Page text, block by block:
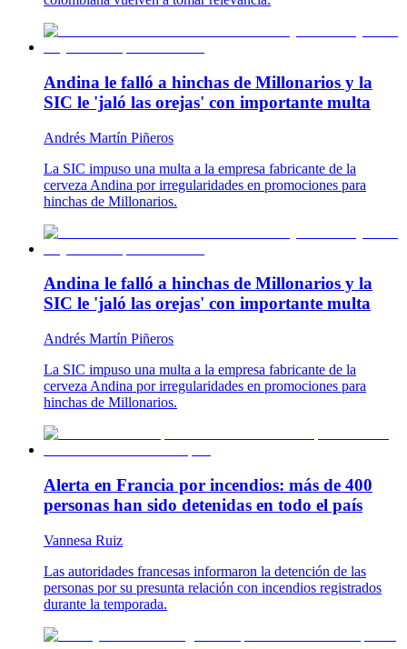
Andina le falló a hinchas de Millonarios y la
SIC le 'jaló las orejas' con importante multa
Andrés Martín Piñeros
La SIC impuso una multa a la empresa fabricante de la
cerveza Andina por irregularidades en promociones para
hinchas de Millonarios.
Andina le falló a hinchas de Millonarios y la
SIC le 'jaló las orejas' con importante multa
Andrés Martín Piñeros
La SIC impuso una multa a la empresa fabricante de la
cerveza Andina por irregularidades en promociones para
hinchas de Millonarios.
Alerta en Francia por incendios: más de 400
personas han sido detenidas en todo el país
Vannesa Ruiz
Las autoridades francesas informaron la detención de las
personas por su presunta relación con incendios registrados
durante la temporada.